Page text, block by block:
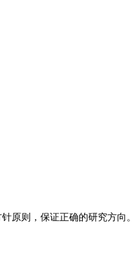
原则，保证正确的研究方向。